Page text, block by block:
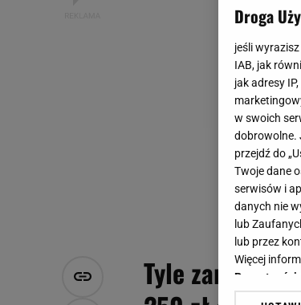
Tyle zarobisz
Droga
jeśli
IAB, jak
jak adresy
w swoich
dobrowolne.
przejdź do
Twoje dane
serwisów i
danych nie
lub
lub przez
Więcej
Prywatności